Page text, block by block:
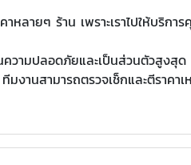
หลายๆ ร้าน เพราะเราไปให้บริกา
วามปลอดภัยและเป็นส่วนตัวสูงสุด
งานสามารถตรวจเช็กและตีราคาเ